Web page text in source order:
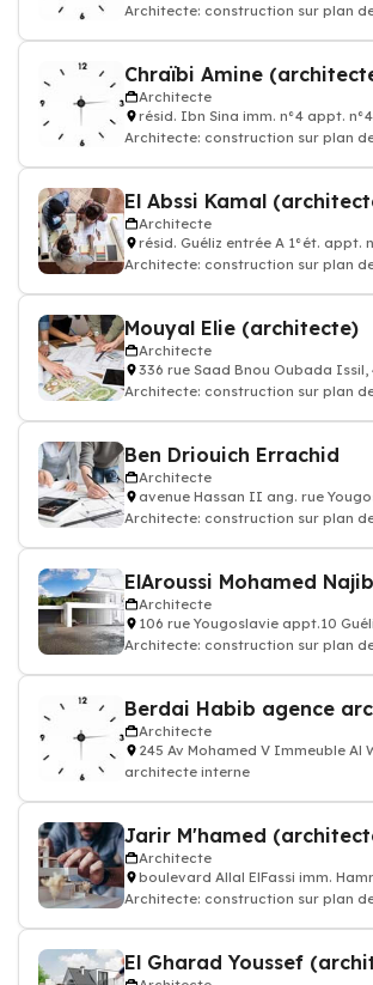
Architecte: construction sur plan
Chraïbi Amine
Architecte
résid. Ibn Sina imm. n°4 appt.
Architecte: construction sur plan
El Abssi Kamal
Architecte
résid. Guéliz entrée A 1°ét. appt.
Architecte: construction sur plan
Mouyal Elie (architecte)
Architecte
336 rue Saad Bnou Oubada Issil,
Architecte: construction sur plan
Ben Driouich Errachid
Architecte
avenue Hassan II ang. rue
Architecte: construction sur plan
ElAroussi Mohamed
Architecte
106 rue Yougoslavie appt.10
Architecte: construction sur plan
Berdai Habib agence
Architecte
245 Av Mohamed V Immeuble Al
architecte interne
Jarir M'hamed
Architecte
boulevard Allal ElFassi imm.
Architecte: construction sur plan
El Gharad Youssef